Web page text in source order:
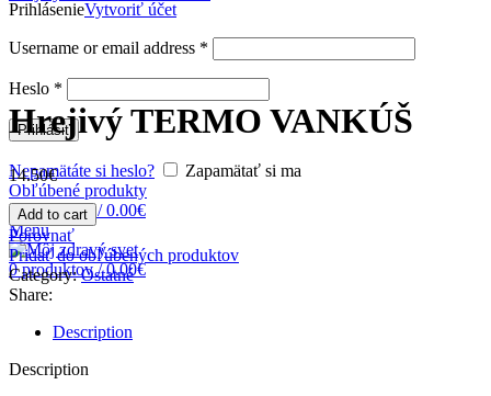
PrihlásenieVytvoriť účet
Username or email address *
Heslo *
Prihlásiť
Nepamätáte si heslo?
Zapamätať si ma
Obľúbené produkty
0produktov / 0.00€
Menu
0produktov / 0.00€
Hrejivý TERMO VANKÚŠ
14.50€
Add to cart
Porovnať
Pridať do obľúbených produktov
Category: Ostatné
Share:
Description
Description